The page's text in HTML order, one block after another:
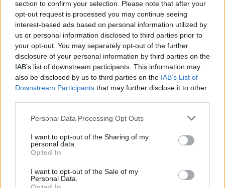
section to confirm your selection. Please note that after your
opt-out request is processed you may continue seeing
interest-based ads based on personal information utilized by
us or personal information disclosed to third parties prior to
your opt-out. You may separately opt-out of the further
disclosure of your personal information by third parties on the
IAB’s list of downstream participants. This information may
also be disclosed by us to third parties on the IAB’s List of
Downstream Participants that may further disclose it to other
Personal Data Processing Opt Outs
I want to opt-out of the Sharing of my
personal data.
Opted In
I want to opt-out of the Sale of my
Personal Data.